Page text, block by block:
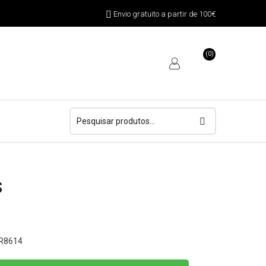
Envio gratuito a partir de 100€
(0)